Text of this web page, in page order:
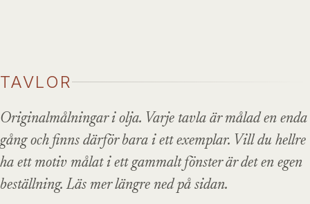
TAVLOR
Originalmålningar i olja. Varje tavla är målad en enda
gång och finns därför bara i ett exemplar. Vill du hellre
ha ett motiv målat i ett gammalt fönster är det en egen
beställning. Läs mer längre ned på sidan.